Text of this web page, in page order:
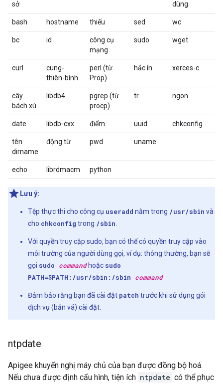
sở
dùng
bash hostname thiếu sed wc
bc id
công cụ
mạng
sudo wget
curl
cung-
thiên-bình
perl (từ
Prop)
hắc ín xerces-c
cây
bách xù
libdb4
pgrep (từ
procp)
tr ngon
date libdb-cxx điểm uuid chkconfig
tên
dirname
động từ pwd uname
echo librdmacm python
Lưu ý:
Tệp thực thi cho công cụ useradd nằm trong /usr/sbin và
cho chkconfig trong /sbin
Với quyền truy cập sudo, bạn có thể có quyền truy cập vào
môi trường của người dùng gọi, ví dụ: thông thường, bạn sẽ
gọi sudo commandhoặc sudo
PATH=$PATH:/usr/sbin:/sbin command
Đảm bảo rằng bạn đã cài đặt patch trước khi sử dụng gói
dịch vụ (bản vá) cài đặt.
ntpdate
Apigee khuyến nghị máy chủ của bạn được đồng bộ hoá.
Nếu chưa được định cấu hình, tiện ích ntpdate có thể phục